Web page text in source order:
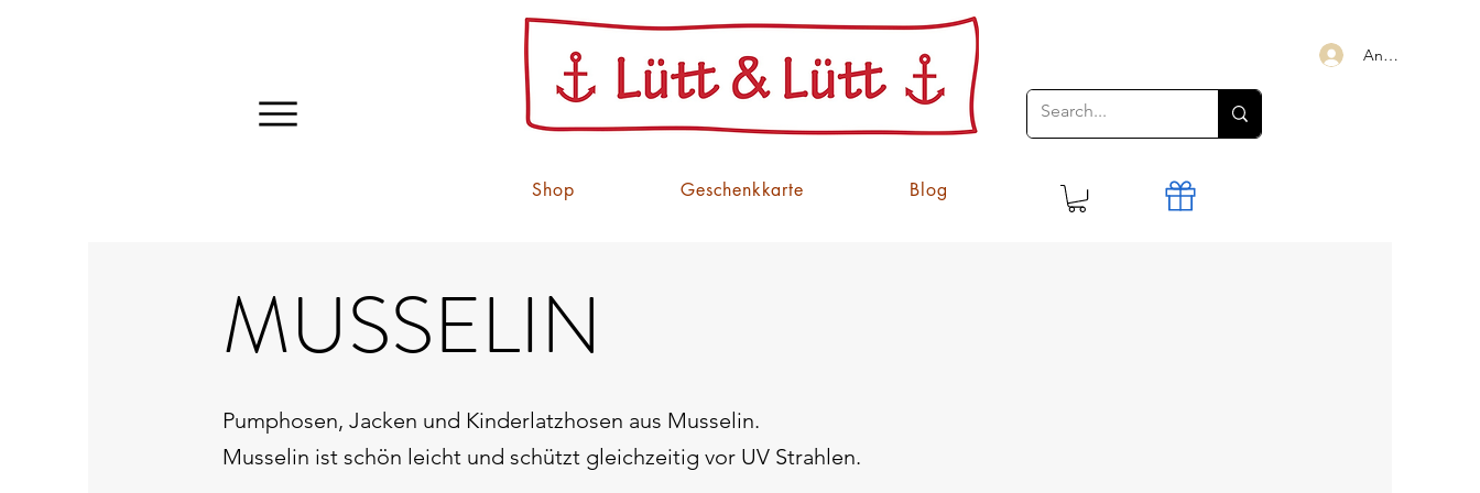
Anmelden
Shop Geschenkkarte Blog
MUSSELIN
Pumphosen, Jacken und Kinderlatzhosen aus Musselin.
Musselin ist schön leicht und schützt gleichzeitig vor UV Strahlen.